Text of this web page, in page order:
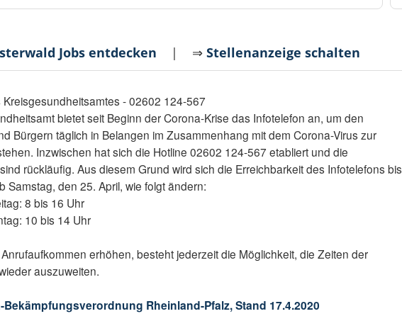
Jobs entdecken | ⇒Stellenanzeige schalten
Kreisgesundheitsamtes - 02602 124-567
bietet seit Beginn der Corona-Krise das Infotelefon an, um den
Bürgern täglich in Belangen im Zusammenhang mit dem Corona-Virus zur
Inzwischen hat sich die Hotline 02602 124-567 etabliert und die
rückläufig. Aus diesem Grund wird sich die Erreichbarkeit des Infotelefons bis
Samstag, den 25. April, wie folgt ändern:
8 bis 16 Uhr
10 bis 14 Uhr
erhöhen, besteht jederzeit die Möglichkeit, die Zeiten der
auszuweiten.
Bekämpfungsverordnung Rheinland-Pfalz, Stand 17.4.2020